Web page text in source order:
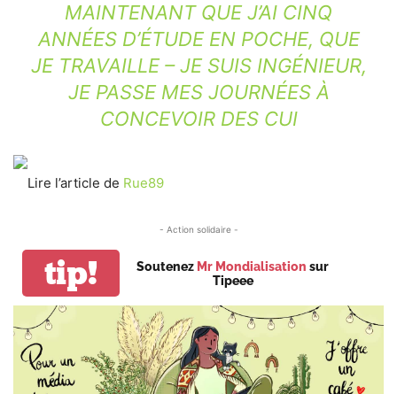
MAINTENANT QUE J’AI CINQ
ANNÉES D’ÉTUDE EN POCHE, QUE
JE TRAVAILLE – JE SUIS INGÉNIEUR,
JE PASSE MES JOURNÉES À
CONCEVOIR DES CUI
Lire l’article de Rue89
- Action solidaire -
tip! Soutenez Mr Mondialisation sur
Tipeee